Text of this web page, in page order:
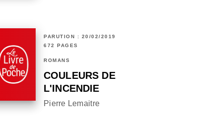
PARUTION : 20/02/2019
672 PAGES
ROMANS
COULEURS DE
L'INCENDIE
Pierre Lemaitre